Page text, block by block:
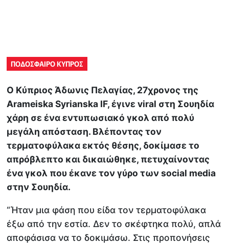
ΠΟΔΟΣΦΑΙΡΟ ΚΥΠΡΟΣ
Ο Κύπριος Άδωνις Πελαγίας, 27χρονος της
Arameiska Syrianska IF, έγινε viral στη Σουηδία
χάρη σε ένα εντυπωσιακό γκολ από πολύ
μεγάλη απόσταση. Βλέποντας τον
τερματοφύλακα εκτός θέσης, δοκίμασε το
απρόβλεπτο και δικαιώθηκε, πετυχαίνοντας
ένα γκολ που έκανε τον γύρο των social media
στην Σουηδία.
“Ήταν μια φάση που είδα τον τερματοφύλακα
έξω από την εστία. Δεν το σκέφτηκα πολύ, απλά
αποφάσισα να το δοκιμάσω. Στις προπονήσεις